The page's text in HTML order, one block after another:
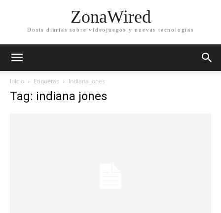
ZonaWired
Dosis diarias sobre videojuegos y nuevas tecnologías
Inicio Etiquetas Indiana jones
Tag: indiana jones